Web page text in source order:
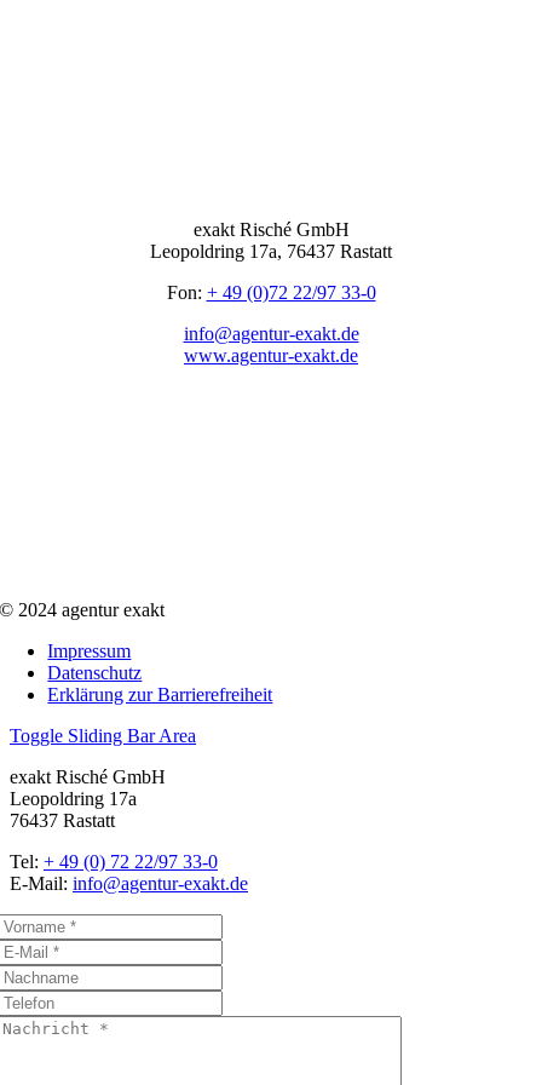
exakt Risché GmbH
Leopoldring 17a, 76437 Rastatt
Fon: + 49 (0)72 22/97 33-0
info@agentur-exakt.de
www.agentur-exakt.de
© 2024 agentur exakt
Impressum
Datenschutz
Erklärung zur Barrierefreiheit
Toggle Sliding Bar Area
exakt Risché GmbH
Leopoldring 17a
76437 Rastatt
Tel: + 49 (0) 72 22/97 33-0
E-Mail: info@agentur-exakt.de